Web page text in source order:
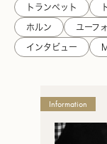
トランペット
ホルン ユーフ
インタビュー
Keilwerth
Information